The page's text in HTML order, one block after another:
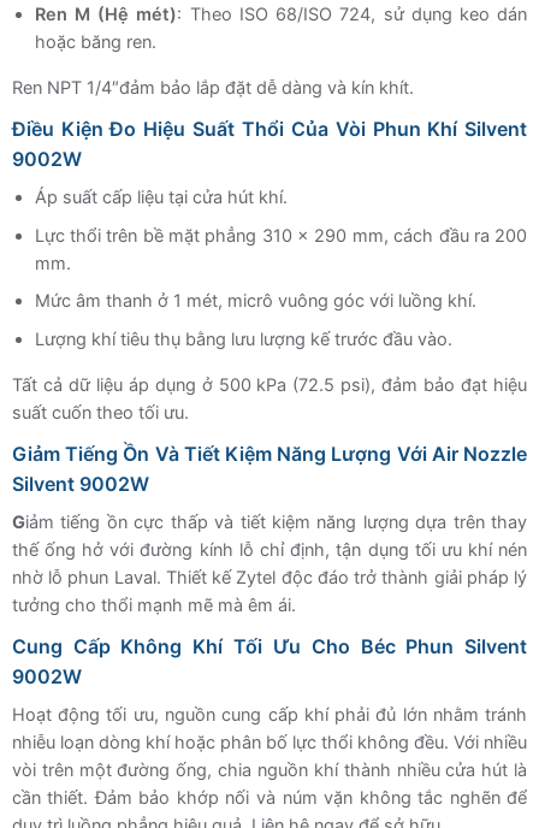
Ren M (Hệ mét): Theo ISO 68/ISO 724, sử dụng keo dán
hoặc băng ren.
Ren NPT 1/4″đảm bảo lắp đặt dễ dàng và kín khít.
Điều Kiện Đo Hiệu Suất Thổi Của Vòi Phun Khí Silvent
9002W
Áp suất cấp liệu tại cửa hút khí.
Lực thổi trên bề mặt phẳng 310 x 290 mm, cách đầu ra 200
mm.
Mức âm thanh ở 1 mét, micrô vuông góc với luồng khí.
Lượng khí tiêu thụ bằng lưu lượng kế trước đầu vào.
Tất cả dữ liệu áp dụng ở 500 kPa (72.5 psi), đảm bảo đạt hiệu
suất cuốn theo tối ưu.
Giảm Tiếng Ồn Và Tiết Kiệm Năng Lượng Với Air Nozzle
Silvent 9002W
Giảm tiếng ồn cực thấp và tiết kiệm năng lượng dựa trên thay
thế ống hở với đường kính lỗ chỉ định, tận dụng tối ưu khí nén
nhờ lỗ phun Laval. Thiết kế Zytel độc đáo trở thành giải pháp lý
tưởng cho thổi mạnh mẽ mà êm ái.
Cung Cấp Không Khí Tối Ưu Cho Béc Phun Silvent
9002W
Hoạt động tối ưu, nguồn cung cấp khí phải đủ lớn nhằm tránh
nhiễu loạn dòng khí hoặc phân bố lực thổi không đều. Với nhiều
vòi trên một đường ống, chia nguồn khí thành nhiều cửa hút là
cần thiết. Đảm bảo khớp nối và núm vặn không tắc nghẽn để